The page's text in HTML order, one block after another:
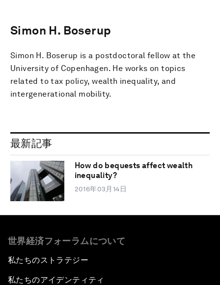
Simon H. Boserup
Simon H. Boserup is a postdoctoral fellow at the
University of Copenhagen. He works on topics
related to tax policy, wealth inequality, and
intergenerational mobility.
最新記事
How do bequests affect wealth
inequality?
2016年03月14日
世界経済フォーラムについて
私たちのストラテジー
私たちのアイデンティティ